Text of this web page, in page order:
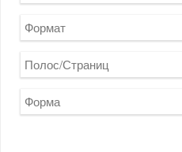
Формат
Полос/Страниц
Форма